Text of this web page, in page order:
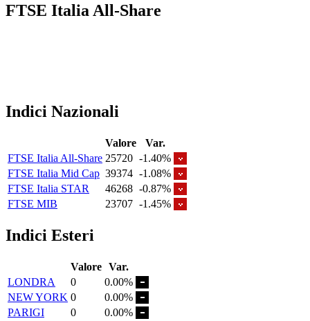
FTSE Italia All-Share
Indici Nazionali
Valore
Var.
FTSE Italia All-Share 25720 -1.40%
FTSE Italia Mid Cap 39374 -1.08%
FTSE Italia STAR
46268 -0.87%
FTSE MIB
23707 -1.45%
Indici Esteri
Valore Var.
LONDRA
0
0.00%
NEW YORK 0
0.00%
PARIGI
0
0.00%